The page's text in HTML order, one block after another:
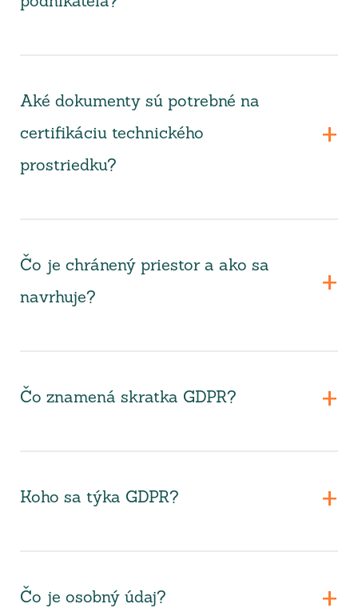
Aké dokumenty sú potrebné na
certifikáciu technického
prostriedku?
Čo je chránený priestor a ako sa
navrhuje?
Čo znamená skratka GDPR?
Koho sa týka GDPR?
Čo je osobný údaj?